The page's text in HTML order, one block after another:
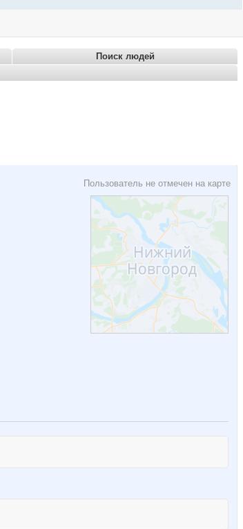
Поиск людей
Пользователь не отмечен на карте